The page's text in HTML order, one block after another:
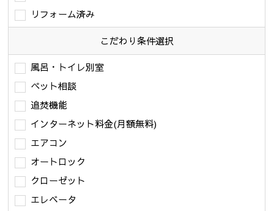
リフォーム済み
こだわり条件選択
風呂・トイレ別室
ペット相談
追焚機能
インターネット料金(月額無料)
エアコン
オートロック
クローゼット
エレベータ